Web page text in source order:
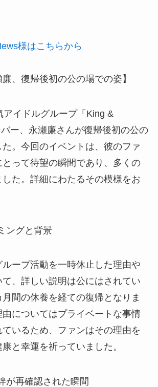
様はこちらから
廉、復帰後初の公の場での姿】
アイドルグループ「King &
ー、永瀬廉さんが復帰後初の公の
。今回のイベントは、彼のファ
とって待望の瞬間であり、多くの
た。詳細にわたるその模様をお
ングと背景
ープ活動を一時休止した理由や
、詳しい説明は公にはされてい
間の休養を経ての復帰となりま
由についてはプライベートな事情
ているため、ファンはその理由を
と幸運を祈っていました。
が再確認された瞬間